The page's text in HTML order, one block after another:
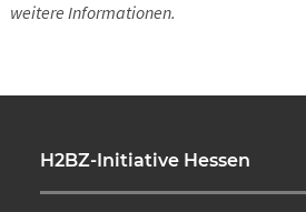
weitere Informationen.
H2BZ-Initiative Hessen